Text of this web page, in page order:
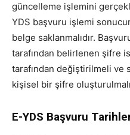
güncelleme işlemini
YDS başvuru işlemi
belge saklanmalıdır.
tarafından belirlenen şifre
tarafından değiştirilmeli ve
kişisel bir şifre
E-YDS Başvuru